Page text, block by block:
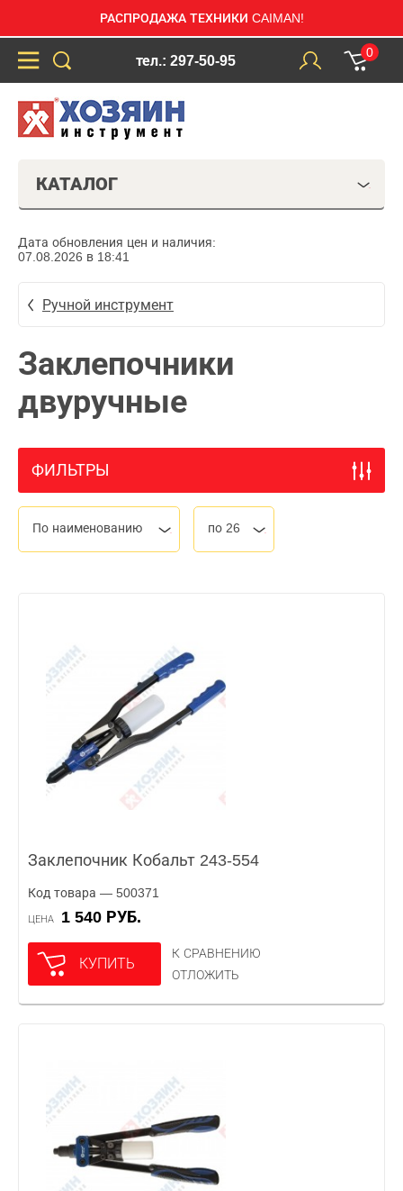
РАСПРОДАЖА ТЕХНИКИ CAIMAN!
тел.: 297-50-95
0
КАТАЛОГ
Дата обновления цен и наличия:
07.08.2026 в 18:41
Ручной инструмент
Заклепочники
двуручные
ФИЛЬТРЫ
По наименованию по 26
Заклепочник Кобальт 243-554
Код товара — 500371
ЦЕНА 1 540 РУБ.
КУПИТЬ
К СРАВНЕНИЮ
ОТЛОЖИТЬ